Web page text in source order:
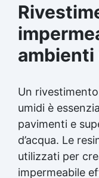
ambienti
Un
umidi è
pavimenti e
d’acqua. Le
utilizzati per
impermeabile